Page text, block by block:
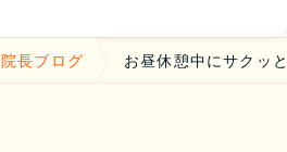
院長ブログ お昼休憩中にサクッ